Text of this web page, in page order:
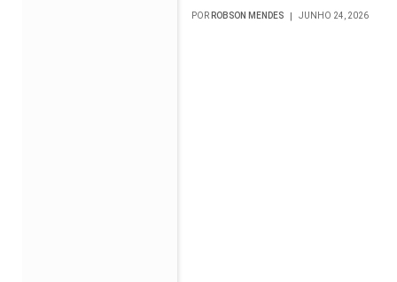
POR ROBSON MENDES JUNHO 24, 2026